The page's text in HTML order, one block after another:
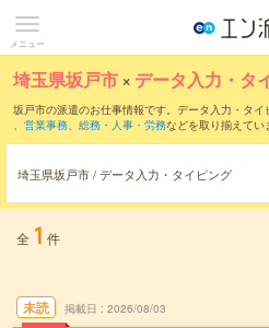
メニュー
埼玉県坂戸市 × データ入力・タ
坂戸市の派遣のお仕事情報です。データ入力・タイ
、 営業事務、 総務・人事・労務などを取り揃えてい
埼玉県坂戸市 / データ入力・タイピング
全 1 件
未読 掲載日 2026/08/03